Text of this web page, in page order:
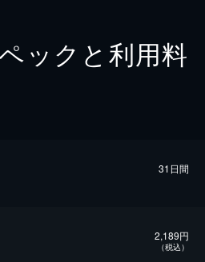
ックと利用料
31日間
2,189円
（税込）